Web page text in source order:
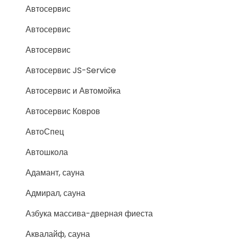
Автосервис
Автосервис
Автосервис
Автосервис JS-Service
Автосервис и Автомойка
Автосервис Ковров
АвтоСпец
Автошкола
Адамант, сауна
Адмирал, сауна
Азбука массива-дверная фиеста
Аквалайф, сауна